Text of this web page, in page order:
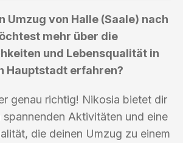
Umzug von Halle (Saale) nach
mehr über die
und Lebensqualität in
Hauptstadt erfahren?
genau richtig! Nikosia bietet dir
spannenden Aktivitäten und eine
die deinen Umzug zu einem